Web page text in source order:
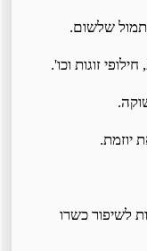
שלשום.
זוגות וכו'.
לשיפור כשרו